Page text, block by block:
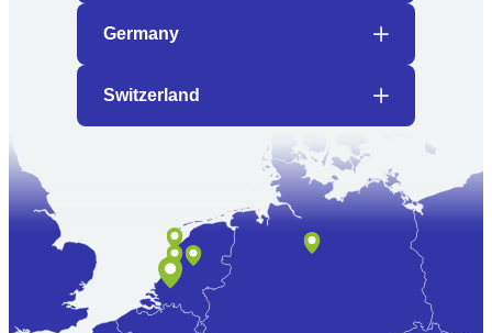
Germany
Switzerland